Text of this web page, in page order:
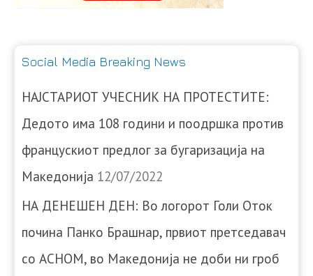
Social Media Breaking News
НАЈСТАРИОТ УЧЕСНИК НА ПРОТЕСТИТЕ:
Дедото има 108 години и поодршка против
францускиот предлог за бугаризација на
Македонија 12/07/2022
НА ДЕНЕШЕН ДЕН: Во логорот Голи Оток
почина Панко Брашнар, првиот претседавач
со АСНОМ, во Македонија не доби ни гроб